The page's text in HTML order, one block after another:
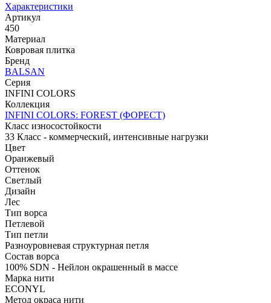
Характеристики
Артикул
450
Материал
Ковровая плитка
Бренд
BALSAN
Серия
INFINI COLORS
Коллекция
INFINI COLORS: FOREST (ФОРЕСТ)
Класс износостойкости
33 Класс - коммерческий, интенсивные нагрузки
Цвет
Оранжевый
Оттенок
Светлый
Дизайн
Лес
Тип ворса
Петлевой
Тип петли
Разноуровневая структурная петля
Состав ворса
100% SDN - Нейлон окрашенный в массе
Марка нити
ECONYL
Метод окраса нити